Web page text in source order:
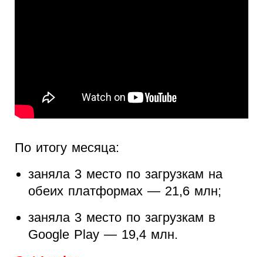
По итогу месяца:
заняла 3 место по загрузкам на
обеих платформах — 21,6 млн;
заняла 3 место по загрузкам в
Google Play — 19,4 млн.